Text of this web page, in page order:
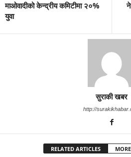
माओवादीको केन्द्रीय कमिटीमा २०%
युवा
सुराकी खबर
http://
RELATED ARTICLES